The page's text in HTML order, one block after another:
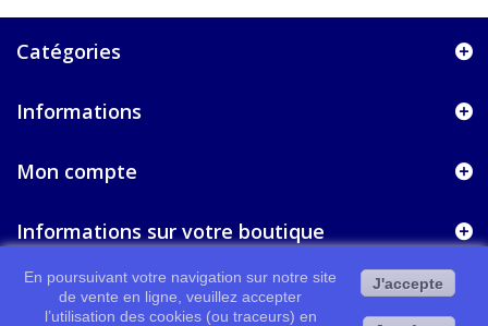
Catégories
Informations
Mon compte
Informations sur votre boutique
En poursuivant votre navigation sur notre site
de vente en ligne, veuillez accepter
l’utilisation des cookies (ou traceurs) en
J'accepte